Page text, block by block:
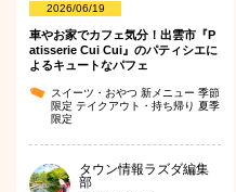
2026/06/19
車やお家でカフェ気分！出雲市『P
atisserie Cui Cui』のパティシエに
よるキュートなパフェ
スイーツ・おやつ 新メニュー 季節
限定 テイクアウト・持ち帰り 夏季
限定
タウン情報ラズダ編集
部